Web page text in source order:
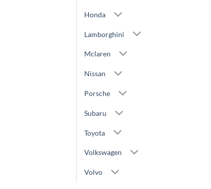
Honda
Lamborghini
Mclaren
Nissan
Porsche
Subaru
Toyota
Volkswagen
Volvo